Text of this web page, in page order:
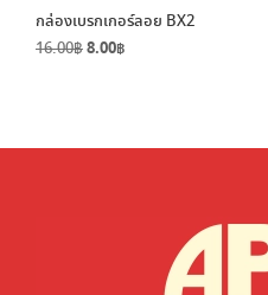
กล่องเบรกเกอร์ลอย BX2
16.00฿Original
8.00฿